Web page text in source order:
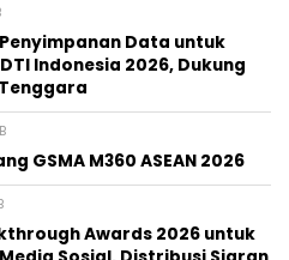
Data untuk
Indonesia 2026, Dukung
GSMA M360 ASEAN 2026
Awards 2026 untuk